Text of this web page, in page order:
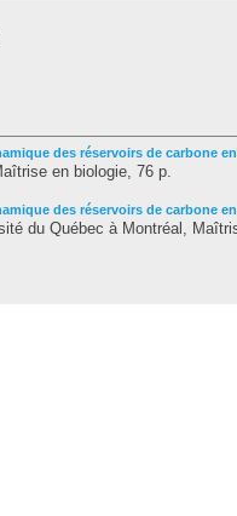
des réservoirs de carbone
en biologie, 76 p.
des réservoirs de carbone
du Québec à Montréal,